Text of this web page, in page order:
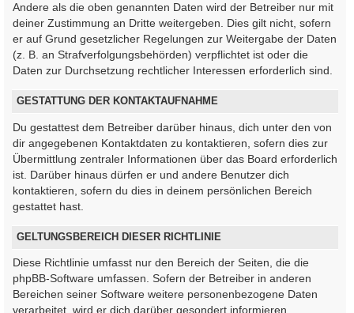
Andere als die oben genannten Daten wird der Betreiber nur mit
deiner Zustimmung an Dritte weitergeben. Dies gilt nicht, sofern
er auf Grund gesetzlicher Regelungen zur Weitergabe der Daten
(z. B. an Strafverfolgungsbehörden) verpflichtet ist oder die
Daten zur Durchsetzung rechtlicher Interessen erforderlich sind.
GESTATTUNG DER KONTAKTAUFNAHME
Du gestattest dem Betreiber darüber hinaus, dich unter den von
dir angegebenen Kontaktdaten zu kontaktieren, sofern dies zur
Übermittlung zentraler Informationen über das Board erforderlich
ist. Darüber hinaus dürfen er und andere Benutzer dich
kontaktieren, sofern du dies in deinem persönlichen Bereich
gestattet hast.
GELTUNGSBEREICH DIESER RICHTLINIE
Diese Richtlinie umfasst nur den Bereich der Seiten, die die
phpBB-Software umfassen. Sofern der Betreiber in anderen
Bereichen seiner Software weitere personenbezogene Daten
verarbeitet, wird er dich darüber gesondert informieren.